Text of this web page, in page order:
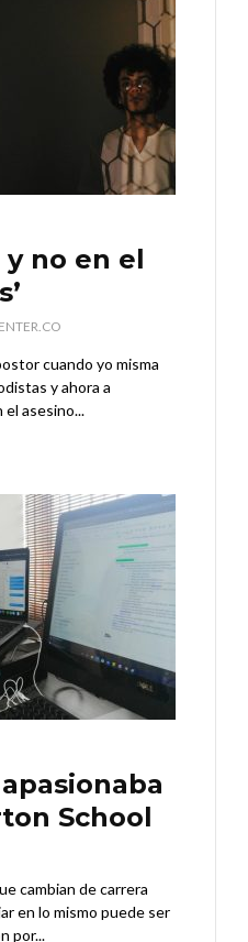
no en el
cuando yo misma
y ahora a
el asesino...
School
cambian de carrera
en lo mismo puede ser
por...